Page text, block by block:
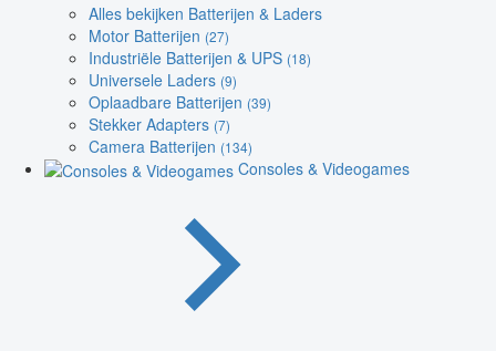
Alles bekijken Batterijen & Laders
Motor Batterijen (27)
Industriële Batterijen & UPS (18)
Universele Laders (9)
Oplaadbare Batterijen (39)
Stekker Adapters (7)
Camera Batterijen (134)
Consoles & Videogames